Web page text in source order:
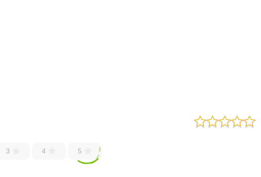
3 4 5